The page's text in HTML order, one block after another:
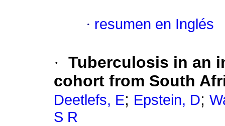
· resumen en Inglés
· Tuberculosis in an
cohort from South
Deetlefs, E; Epstein, D;
S R